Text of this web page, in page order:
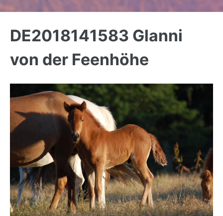
to
top
DE2018141583 Glanni
von der Feenhöhe